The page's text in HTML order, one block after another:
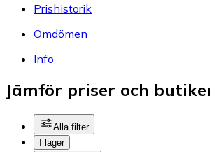
Prishistorik
Omdömen
Info
Jämför priser och
Alla filter
I lager